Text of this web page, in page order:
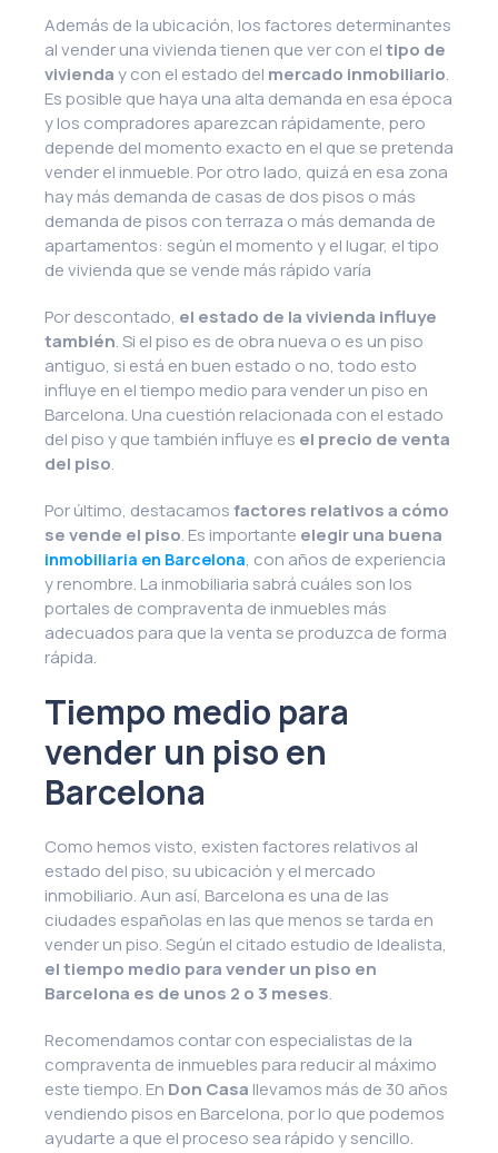
Además de la ubicación, los factores determinantes
al vender una vivienda tienen que ver con eltipo de
vivienday con el estado del mercado inmobiliario.
Es posible que haya una alta demanda en esa época
y los compradores aparezcan rápidamente, pero
depende del momento exacto en el que se pretenda
vender el inmueble. Por otro lado, quizá en esa zona
hay más demanda de casas de dos pisos o más
demanda de pisos con terraza o más demanda de
apartamentos: según el momento y el lugar, el tipo
de vivienda que se vende más rápido varía
Por descontado, el estado de la vivienda influye
también. Si el piso es de obra nueva o es un piso
antiguo, si está en buen estado o no, todo esto
influye en el tiempo medio para vender un piso en
Barcelona. Una cuestión relacionada con el estado
del piso y que también influye es el precio de venta
del piso.
Por último, destacamosfactores relativos a cómo
se vende el piso. Es importante elegir una buena
inmobiliaria en Barcelona, con años de experiencia
y renombre. La inmobiliaria sabrá cuáles son los
portales de compraventa de inmuebles más
adecuados para que la venta se produzca de forma
rápida.
Tiempo medio para
vender un piso en
Barcelona
Como hemos visto, existen factores relativos al
estado del piso, su ubicación y el mercado
inmobiliario. Aun así, Barcelona es una de las
ciudades españolas en las que menos se tarda en
vender un piso. Según el citado estudio de Idealista,
el tiempo medio para vender un piso en
Barcelona es de unos 2 o 3 meses.
Recomendamos contar con especialistas de la
compraventa de inmuebles para reducir al máximo
este tiempo. En Don Casa llevamos más de 30 años
vendiendo pisos en Barcelona, por lo que podemos
ayudarte a que el proceso sea rápido y sencillo.